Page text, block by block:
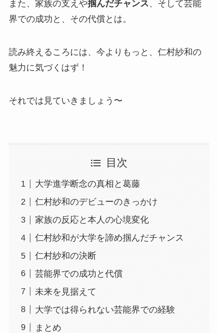
また、家族の支えや掴んだチャンス、そして芸能
界での成功と、その代償とは。
読み終えるころには、今よりもっと、仁村紗和の
魅力に気づくはず！
それでは見ていきましょう〜
目次
大学進学断念の真相と葛藤
仁村紗和のデビューのきっかけ
家族の反応と本人の心境変化
仁村紗和が大学を諦め掴んだチャンス
仁村紗和の決断
芸能界での成功と代償
未来を見据えて
大学では得られない芸能界での経験
まとめ